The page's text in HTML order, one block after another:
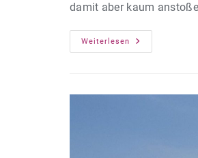
damit aber kaum
Weiterlesen
Neues